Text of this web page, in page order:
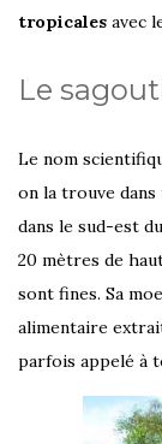
tropicales avec
Le
Le nom
on la trouve
dans le sud-est
20 mètres de
sont fines. Sa
alimentaire
parfois appelé à